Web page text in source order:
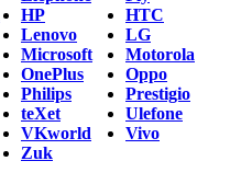
HP
HTC
Lenovo
LG
Microsoft
Motorola
OnePlus
Oppo
Philips
Prestigio
teXet
Ulefone
VKworld
Vivo
Zuk